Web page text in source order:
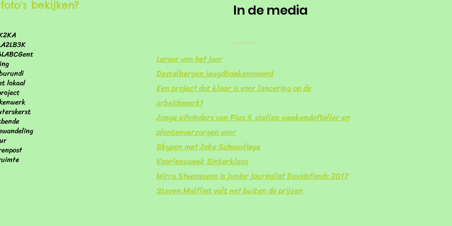
bekijken?
2KA
2LB3K
BCGent
lokaal
kerst
post
In de media
Leraar van het jaar
Destelbergen jeugdboekenmaand
Een project dat klaar is voor lancering op de
arbeidsmarkt
Jonge uitvinders van Pius X stellen weekendafteller en
plantenverzorgen voor
Skypen met Joke Schauvliege
Voorleesweek Sinterklaas
Mirra Steenssens is junior journalist Davidsfonds 2017
Steven Malfliet valt net buiten de prijzen